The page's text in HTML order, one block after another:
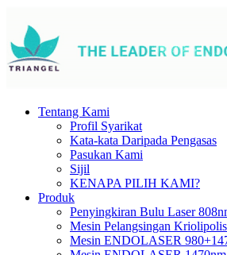
Tentang Kami
Profil Syarikat
Kata-kata Daripada Pengasas
Pasukan Kami
Sijil
KENAPA PILIH KAMI?
Produk
Penyingkiran Bulu Laser
Mesin Pelangsingan
Mesin ENDOLASER